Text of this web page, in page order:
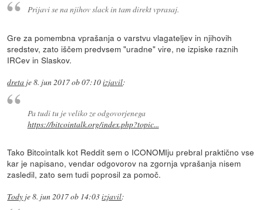
Prijavi se na njihov slack in tam direkt vprasaj.
Gre za pomembna vprašanja o varstvu vlagateljev in njihovih
sredstev, zato iščem predvsem "uradne" vire, ne izpiske raznih
IRCev in Slaskov.
dreta je8. jun 2017 ob 07:10izjavil:
Pa tudi tu je veliko ze odgovorjenega
https://bitcointalk.org/index.php?topic...
Tako Bitcointalk kot Reddit sem o ICONOMIju prebral praktično vse
kar je napisano, vendar odgovorov na zgornja vprašanja nisem
zasledil, zato sem tudi poprosil za pomoč.
Tody je8. jun 2017 ob 14:03izjavil: